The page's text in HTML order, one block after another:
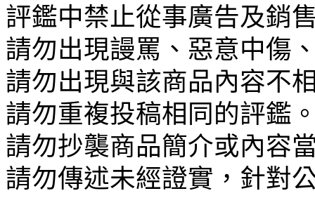
評鑑中禁止從事廣告及銷
請勿出現謾罵、惡意中傷
請勿出現與該商品內容不
請勿重複投稿相同的評鑑
請勿抄襲商品簡介或內容
請勿傳述未經證實，針對